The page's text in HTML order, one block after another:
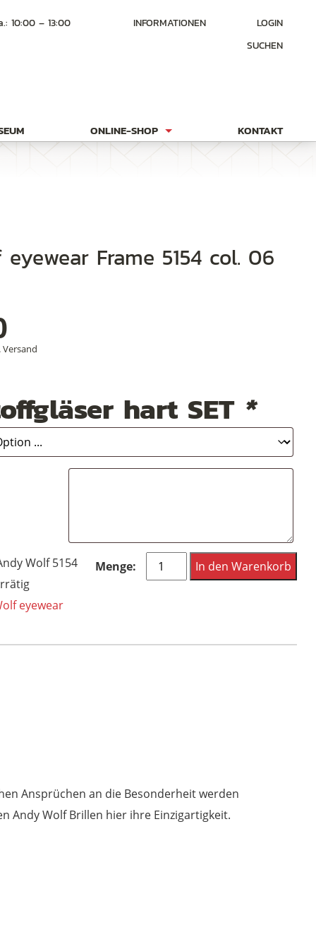
10:00 – 13:00 INFORMATIONEN
LOGIN
SUCHEN
ONLINE-SHOP KONTAKT
Versand
hart SET *
Wolf 5154
eyewear
Andy
Wolf
5154
In den Warenkorb
Ansprüchen an die Besonderheit werden
Andy Wolf Brillen hier ihre Einzigartigkeit.